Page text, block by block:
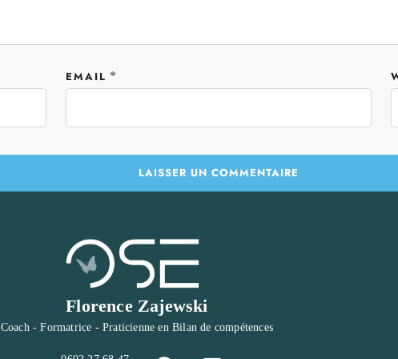
EMAIL *
Florence Zajewski
Coach - Formatrice - Praticienne en Bilan de compétences